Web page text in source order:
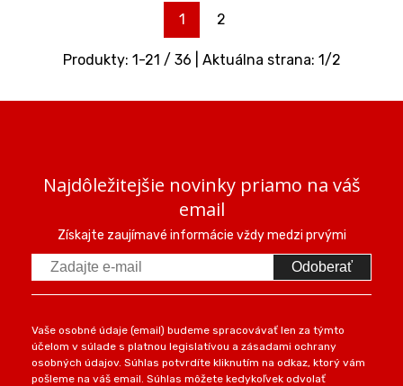
1 2
Produkty: 1-21 / 36 | Aktuálna strana: 1/2
Najdôležitejšie novinky priamo na váš
email
Získajte zaujímavé informácie vždy medzi prvými
Odoberať
Vaše osobné údaje (email) budeme spracovávať len za týmto
účelom v súlade s platnou legislatívou a zásadami ochrany
osobných údajov. Súhlas potvrdíte kliknutím na odkaz, ktorý vám
pošleme na váš email. Súhlas môžete kedykoľvek odvolať